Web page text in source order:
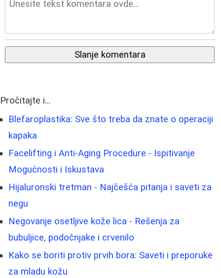
Slanje komentara
Pročitajte i...
Blefaroplastika: Sve što treba da znate o operaciji
kapaka
Facelifting i Anti-Aging Procedure - Ispitivanje
Mogućnosti i Iskustava
Hijaluronski tretman - Najčešća pitanja i saveti za
negu
Negovanje osetljive kože lica - Rešenja za
bubuljice, podočnjake i crvenilo
Kako se boriti protiv prvih bora: Saveti i preporuke
za mladu kožu